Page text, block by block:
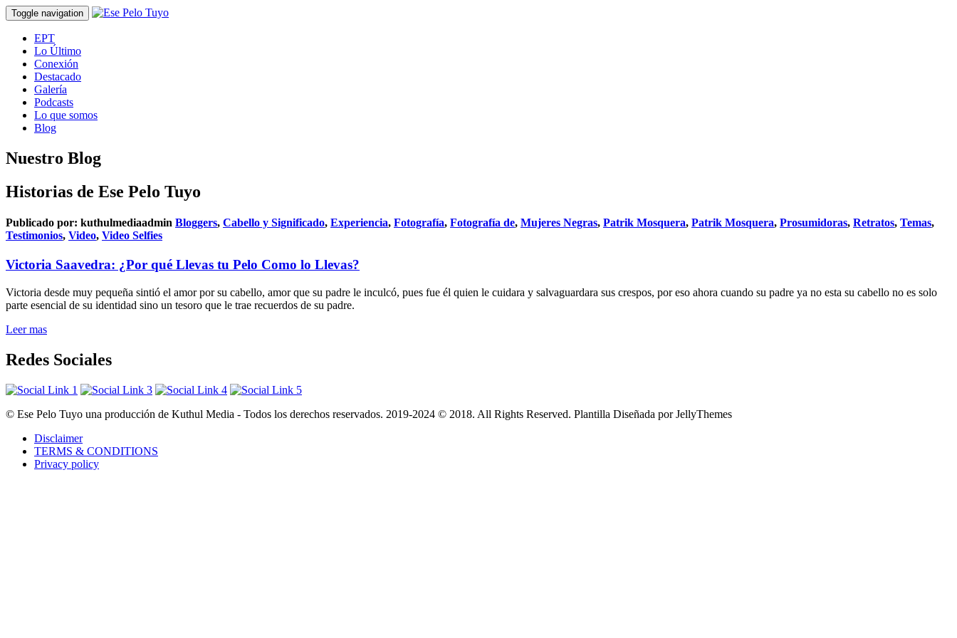
Toggle navigation
EPT
Lo Último
Conexión
Destacado
Galería
Podcasts
Lo que somos
Blog
Nuestro Blog
Historias de Ese Pelo Tuyo
Publicado por: kuthulmediaadmin Bloggers, Cabello y Significado, Experiencia, Fotografía, Fotografía de, Mujeres Negras, Patrik Mosquera, Patrik Mosquera, Prosumidoras, Retratos, Temas,
Testimonios, Video, Video Selfies
Victoria Saavedra: ¿Por qué Llevas tu Pelo Como lo Llevas?
Victoria desde muy pequeña sintió el amor por su cabello, amor que su padre le inculcó, pues fue él quien le cuidara y salvaguardara sus crespos, por eso ahora cuando su padre ya no esta su cabello no es solo
parte esencial de su identidad sino un tesoro que le trae recuerdos de su padre.
Leer mas
Redes Sociales
© Ese Pelo Tuyo una producción de Kuthul Media - Todos los derechos reservados. 2019-2024 © 2018. All Rights Reserved. Plantilla Diseñada por JellyThemes
Disclaimer
TERMS & CONDITIONS
Privacy policy